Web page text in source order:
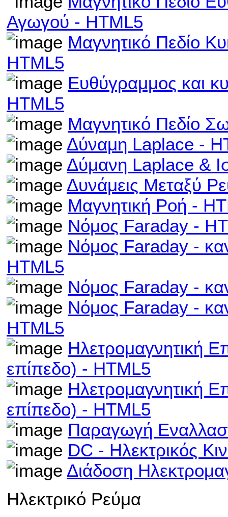
Αγωγού - HTML5
Μαγνητικό Πεδίο
HTML5
Ευθύγραμμος και
HTML5
Μαγνητικό Πεδίο
Δύναμη Laplace -
Δύμανη Laplace &
Δυνάμεις Μεταξύ
Μαγνητική Ροή -
Νόμος Faraday -
Νόμος Faraday -
HTML5
Νόμος Faraday -
Νόμος Faraday -
HTML5
Ηλετρομαγνητική
επίπεδο) - HTML5
Ηλετρομαγνητική
επίπεδο) - HTML5
Παραγωγή
DC - Ηλεκτρικός
Διάδοση
Ηλεκτρικό Ρεύμα